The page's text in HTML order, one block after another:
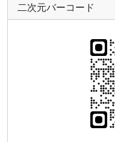
二次元バーコード